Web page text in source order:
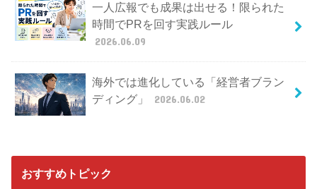
一人広報でも成果は出せる！限られた
時間でPRを回す実践ルール
2026.06.09
海外では進化している「経営者ブラン
ディング」
2026.06.02
おすすめトピック